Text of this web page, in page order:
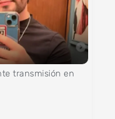
transmisión en